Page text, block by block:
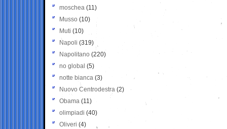
moschea (11)
Musso (10)
Muti (10)
Napoli (319)
Napolitano (220)
no global (5)
notte bianca (3)
Nuovo Centrodestra (2)
Obama (11)
olimpiadi (40)
Oliveri (4)